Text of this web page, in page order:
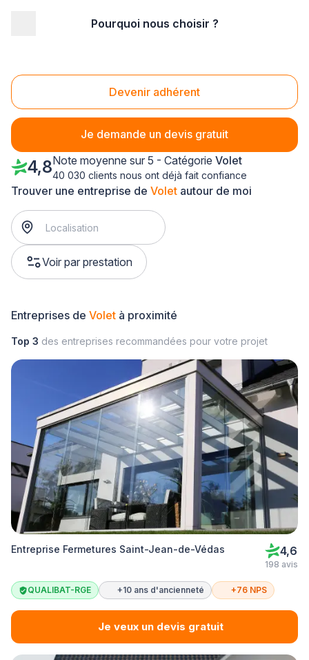
Pourquoi nous choisir ?
Devenir adhérent
Je demande un devis gratuit
Volet Mauguio (34130)
Trouver une entreprise de Volet autour de moi
Voir par prestation
4,8Note moyenne sur 5 - Catégorie Volet
40 030 clients nous ont déjà fait confiance
Entreprises de Volet à proximité
Top 3 des entreprises recommandées pour votre projet
Entreprise Fermetures Saint-Jean-de-Védas 4,6
198 avis
QUALIBAT-RGE +10 ans d'ancienneté +76 NPS
Je veux un devis gratuit